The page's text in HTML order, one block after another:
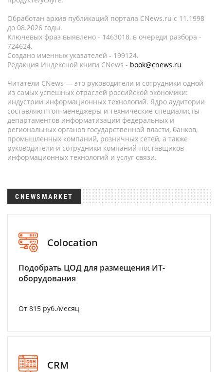
Обработан архив публикаций портала CNews.ru c 11.1998
до 08.2026 годы.
Ключевых фраз выявлено - 1463018, в очереди разбора -
724624.
Создано именных указателей - 199124.
Редакция Индексной книги CNews - book@cnews.ru
Читатели CNews — это руководители и сотрудники одной
из самых успешных отраслей российской экономики:
индустрии информационных технологий. Ядро аудитории
составляют топ-менеджеры и технические специалисты
департаментов информатизации федеральных и
региональных органов государственной власти, банков,
промышленных компаний, розничных сетей, а также
руководители и сотрудники компаний-поставщиков
информационных технологий и услуг связи.
CNEWSMARKET
Colocation
Подобрать ЦОД для размещения ИТ-
оборудования
От 815 руб./месяц
CRM